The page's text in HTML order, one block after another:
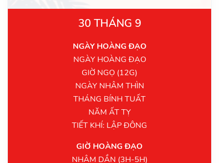
30 THÁNG 9
NGÀY HOÀNG ĐẠO
NGÀY HOÀNG ĐẠO
GIỜ NGỌ (12G)
NGÀY NHÂM THÌN
THÁNG BÍNH TUẤT
NĂM ẤT TỴ
TIẾT KHÍ: LẬP ĐÔNG
GIỜ HOÀNG ĐẠO
NHÂM DẦN (3H-5H)